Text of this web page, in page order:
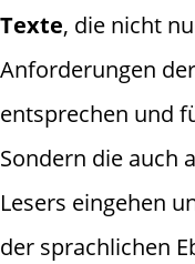
Texte, die nicht
Anforderungen
entsprechen und
Sondern die auch
Lesers eingehen
der sprachlichen